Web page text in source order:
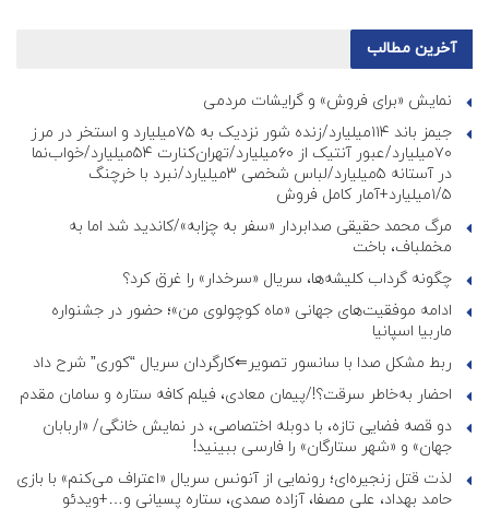
آخرین مطالب
نمایش «برای فروش» و گرایشات مردمی
جیمز باند ۱۱۴میلیارد/زنده شور نزدیک به ۷۵میلیارد و استخر در مرز
۷۰میلیارد/عبور آنتیک از ۶۰میلیارد/تهران‌کنارت ۵۴میلیارد/خواب‌نما
در آستانه ۵میلیارد/لباس شخصی ۳میلیارد/نبرد با خرچنگ
۱/۵میلیارد+آمار کامل فروش
مرگ محمد حقیقی صدابردار «سفر به چزابه»/کاندید شد اما به
مخملباف، باخت
چگونه گرداب کلیشه‌ها، سریال «سرخدار» را غرق کرد؟
ادامه موفقیت‌های جهانی «ماه کوچولوی من»؛ حضور در جشنواره
ماربیا اسپانیا
ربط مشکل صدا با سانسور تصویر⇐کارگردان سریال “کوری” شرح داد
احضار به‌خاطر سرقت؟!/پیمان معادی، فیلم کافه ستاره و سامان مقدم
دو قصه فضایی تازه، با دوبله اختصاصی، در نمایش خانگی/ «اربابان
جهان» و «شهر ستارگان» را فارسی ببینید!
لذت قتل زنجیره‌ای؛ رونمایی از آنونس سریال «اعتراف می‌کنم» با بازی
حامد بهداد، علی مصفا، آزاده صمدی، ستاره پسیانی و…+ویدئو